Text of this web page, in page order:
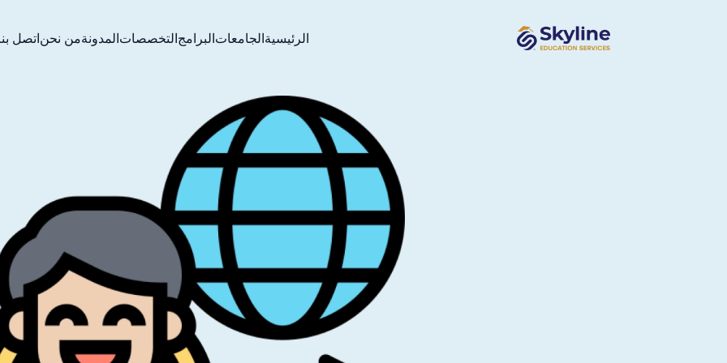
الرئيسيةالجامعاتالبرامجالتخصصاتالمدونةمن نحناتصل